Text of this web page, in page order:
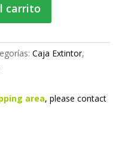
carrito
Caja Extintor,
area, please contact